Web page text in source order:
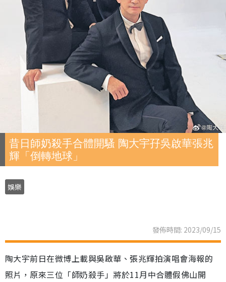
昔日師奶殺手合體開騷 陶大宇孖吳啟華張兆
輝「倒轉地球」
娛樂
發佈時間: 2023/09/15
陶大宇前日在微博上載與吳啟華、張兆輝拍演唱會海報的
照片，原來三位「師奶殺手」將於11月中合體假佛山開